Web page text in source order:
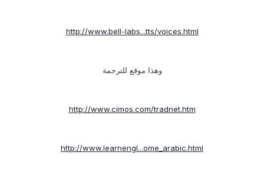
http://www.bell-labs...tts/voices.html
وهذا موقع للترجمة
http://www.cimos.com/tradnet.htm
http://www.learnengl...ome_arabic.html